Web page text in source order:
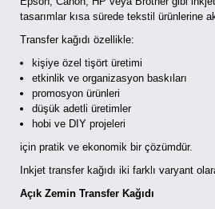
tasarımlar kısa sürede tekstil ürünlerine
Transfer kağıdı özellikle:
kişiye özel tişört üretimi
etkinlik ve organizasyon baskıları
promosyon ürünleri
düşük adetli üretimler
hobi ve DIY projeleri
için pratik ve ekonomik bir çözümdür.
Inkjet transfer kağıdı iki farklı varyant
Açık Zemin Transfer Kağıdı